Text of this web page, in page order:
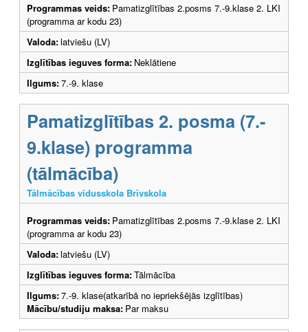
Programmas veids: Pamatizglītības 2.posms 7.-9.klase 2. LKI
(programma ar kodu 23)
Valoda:latviešu (LV)
Izglītības ieguves forma: Neklātiene
Ilgums:7.-9. klase
Pamatizglītības 2. posma (7.-
9.klase) programma
(tālmācība)
Tālmācības vidusskola Brīvskola
Programmas veids: Pamatizglītības 2.posms 7.-9.klase 2. LKI
(programma ar kodu 23)
Valoda:latviešu (LV)
Izglītības ieguves forma:Tālmācība
Ilgums:7.-9. klase(atkarībā no iepriekšējās izglītības)
Mācību/studiju maksa: Par maksu